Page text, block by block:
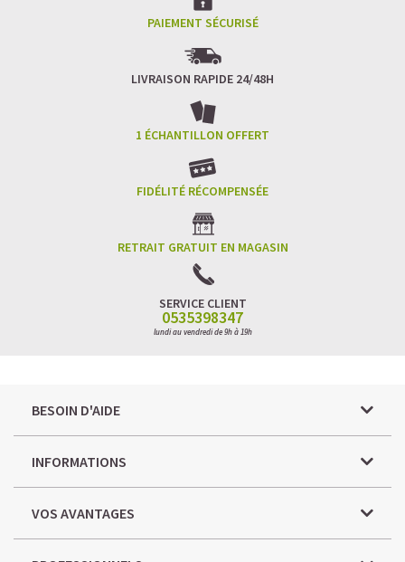
PAIEMENT SÉCURISÉ
LIVRAISON RAPIDE 24/48H
1 ÉCHANTILLON OFFERT
FIDÉLITÉ RÉCOMPENSÉE
RETRAIT GRATUIT EN MAGASIN
SERVICE CLIENT
0535398347
lundi au vendredi de 9h à 19h
BESOIN D'AIDE
INFORMATIONS
VOS AVANTAGES